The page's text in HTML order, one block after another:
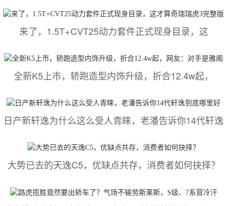
来了，1.5T+CVT25动力套件正式现身目录，这
全新K5上市，轿跑造型内饰升级，折合12.4w起，
日产新轩逸为什么这么受人青睐，老潘告诉你14代轩逸
大势已去的天逸C5，优缺点共存，消费者如何抉择？